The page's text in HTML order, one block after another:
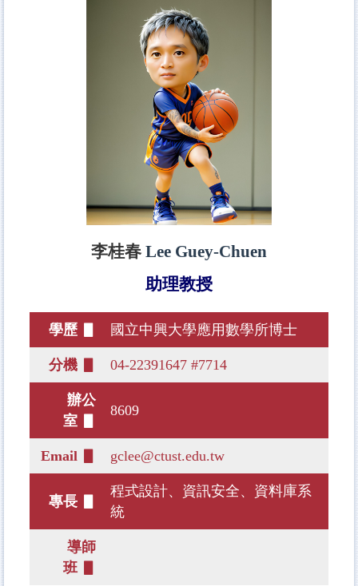
李桂春 Lee Guey-Chuen
助理教授
學歷 ▋ 國立中興大學應用數學所博士
分機 ▋ 04-22391647 #7714
辦公
室 ▋
8609
Email ▋ gclee@ctust.edu.tw
專長 ▋
程式設計、資訊安全、資料庫系
統
導師
班 ▋